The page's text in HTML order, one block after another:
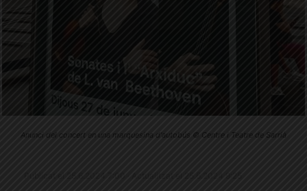
Anunci del concert en una marquesina d'autobús © Centre i Teatre de Sarrià